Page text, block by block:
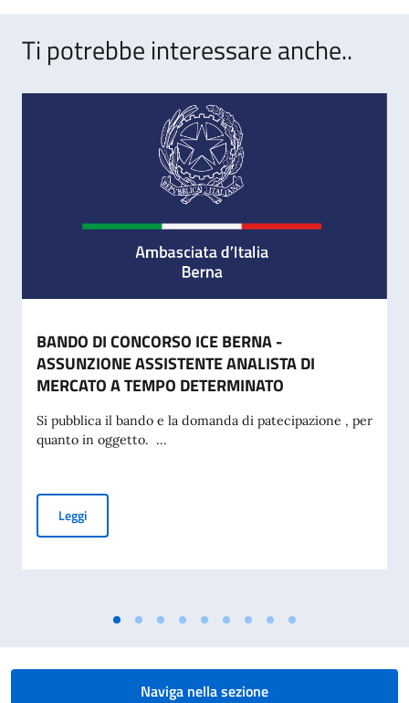
Ti potrebbe interessare anche..
BANDO DI CONCORSO ICE BERNA -
ASSUNZIONE ASSISTENTE ANALISTA DI
MERCATO A TEMPO DETERMINATO
Si pubblica il bando e la domanda di patecipazione , per
quanto in oggetto. ...
LeggiBANDO DI CONCORSO ICE BERNA - ASSUNZIONE
Naviga nella sezione